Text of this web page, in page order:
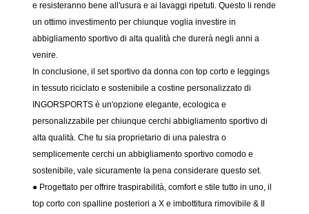
e resisteranno bene all'usura e ai lavaggi ripetuti. Questo li rende
un ottimo investimento per chiunque voglia investire in
abbigliamento sportivo di alta qualità che durerà negli anni a
venire.
In conclusione, il set sportivo da donna con top corto e leggings
in tessuto riciclato e sostenibile a costine personalizzato di
INGORSPORTS è un'opzione elegante, ecologica e
personalizzabile per chiunque cerchi abbigliamento sportivo di
alta qualità. Che tu sia proprietario di una palestra o
semplicemente cerchi un abbigliamento sportivo comodo e
sostenibile, vale sicuramente la pena considerare questo set.
● Progettato per offrire traspirabilità, comfort e stile tutto in uno, il
top corto con spalline posteriori a X e imbottitura rimovibile & Il